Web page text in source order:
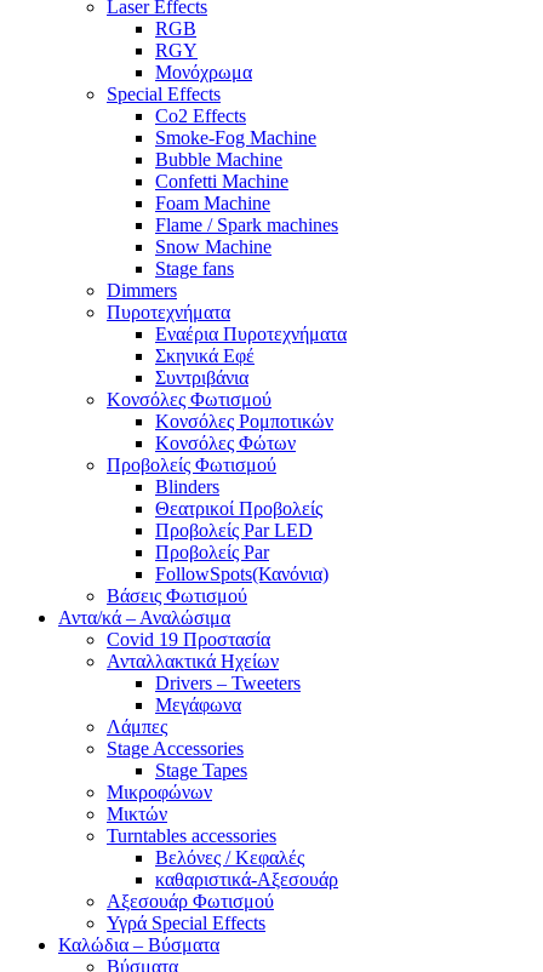
Laser Effects
RGB
RGY
Μονόχρωμα
Special Effects
Co2 Effects
Smoke-Fog Machine
Bubble Machine
Confetti Machine
Foam Machine
Flame / Spark machines
Snow Machine
Stage fans
Dimmers
Πυροτεχνήματα
Εναέρια Πυροτεχνήματα
Σκηνικά Εφέ
Συντριβάνια
Κονσόλες Φωτισμού
Κονσόλες Ρομποτικών
Κονσόλες Φώτων
Προβολείς Φωτισμού
Blinders
Θεατρικοί Προβολείς
Προβολείς Par LED
Προβολείς Par
FollowSpots(Κανόνια)
Βάσεις Φωτισμού
Αντα/κά – Αναλώσιμα
Covid 19 Προστασία
Ανταλλακτικά Ηχείων
Drivers – Tweeters
Μεγάφωνα
Λάμπες
Stage Accessories
Stage Tapes
Μικροφώνων
Μικτών
Turntables accessories
Βελόνες / Κεφαλές
καθαριστικά-Αξεσουάρ
Αξεσουάρ Φωτισμού
Υγρά Special Effects
Καλώδια – Βύσματα
Βύσματα